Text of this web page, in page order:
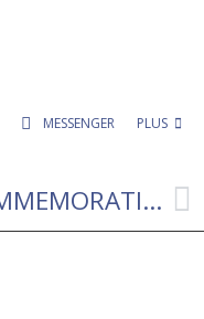
MESSENGER PLUS
COMMEMORATION de la Victoire du 8 mai 1945